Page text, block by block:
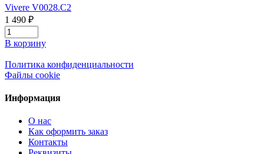
Vivere V0028.C2
1 490 ₽
В корзину
Политика конфиденциальности
Файлы cookie
Информация
О нас
Как оформить заказ
Контакты